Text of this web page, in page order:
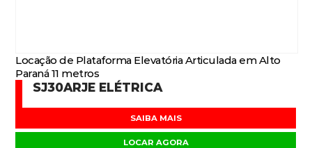
Locação de Plataforma Elevatória Articulada em Alto
Paraná 11 metros
SJ30ARJE ELÉTRICA
SAIBA MAIS
LOCAR AGORA